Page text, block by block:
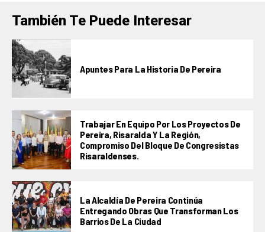
También Te Puede Interesar
Apuntes Para La Historia De Pereira
Trabajar En Equipo Por Los Proyectos De
Pereira, Risaralda Y La Región,
Compromiso Del Bloque De Congresistas
Risaraldenses.
La Alcaldía De Pereira Continúa
Entregando Obras Que Transforman Los
Barrios De La Ciudad